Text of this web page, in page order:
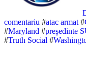
comentariu #atac armat #
#Maryland #președinte
#Truth Social #